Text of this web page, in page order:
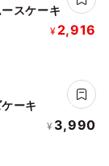
スケーキ
¥ 2,916
ーキ
¥ 3,990